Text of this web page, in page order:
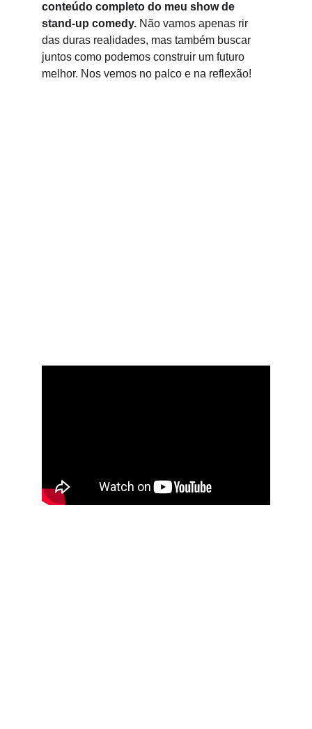
conteúdo completo do meu show de
stand-up comedy. Não vamos apenas rir
das duras realidades, mas também buscar
juntos como podemos construir um futuro
melhor. Nos vemos no palco e na reflexão!